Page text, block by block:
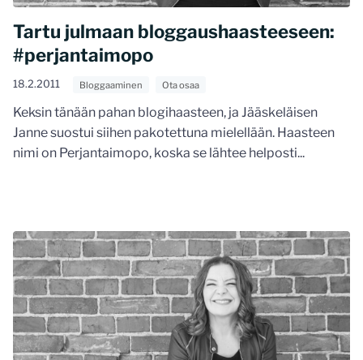
Tartu julmaan bloggaushaasteeseen:
#perjantaimopo
18.2.2011 Bloggaaminen Ota osaa
Keksin tänään pahan blogihaasteen, ja Jääskeläisen
Janne suostui siihen pakotettuna mielellään. Haasteen
nimi on Perjantaimopo, koska se lähtee helposti...